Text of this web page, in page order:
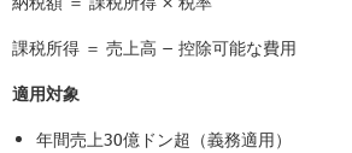
課税所得 ＝ 売上高 − 控除可能な費用
適用対象
年間売上30億ドン超（義務適用）